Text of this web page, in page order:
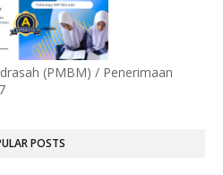
(PMBM) / Penerimaan
POSTS